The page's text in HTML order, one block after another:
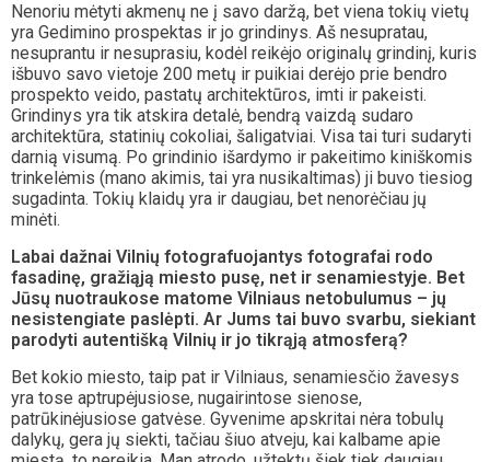
Nenoriu mėtyti akmenų ne į savo daržą, bet viena tokių vietų
yra Gedimino prospektas ir jo grindinys. Aš nesupratau,
nesuprantu ir nesuprasiu, kodėl reikėjo originalų grindinį, kuris
išbuvo savo vietoje 200 metų ir puikiai derėjo prie bendro
prospekto veido, pastatų architektūros, imti ir pakeisti.
Grindinys yra tik atskira detalė, bendrą vaizdą sudaro
architektūra, statinių cokoliai, šaligatviai. Visa tai turi sudaryti
darnią visumą. Po grindinio išardymo ir pakeitimo kiniškomis
trinkelėmis (mano akimis, tai yra nusikaltimas) ji buvo tiesiog
sugadinta. Tokių klaidų yra ir daugiau, bet nenorėčiau jų
minėti.
Labai dažnai Vilnių fotografuojantys fotografai rodo
fasadinę, gražiąją miesto pusę, net ir senamiestyje. Bet
Jūsų nuotraukose matome Vilniaus netobulumus – jų
nesistengiate paslėpti. Ar Jums tai buvo svarbu, siekiant
parodyti autentišką Vilnių ir jo tikrąją atmosferą?
Bet kokio miesto, taip pat ir Vilniaus, senamiesčio žavesys
yra tose aptrupėjusiose, nugairintose sienose,
patrūkinėjusiose gatvėse. Gyvenime apskritai nėra tobulų
dalykų, gera jų siekti, tačiau šiuo atveju, kai kalbame apie